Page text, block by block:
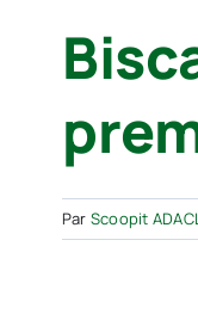
Par Scoopit